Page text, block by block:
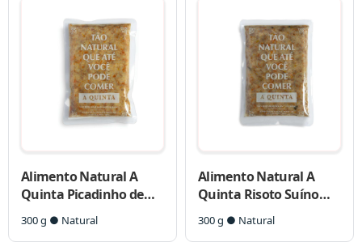
Alimento Natural A
Quinta Picadinho de
Frango com Cúrcuma
para Cães
300 g ● Natural
Alimento Natural A
Quinta Risoto Suíno
com Abóbora para Cães
300 g ● Natural